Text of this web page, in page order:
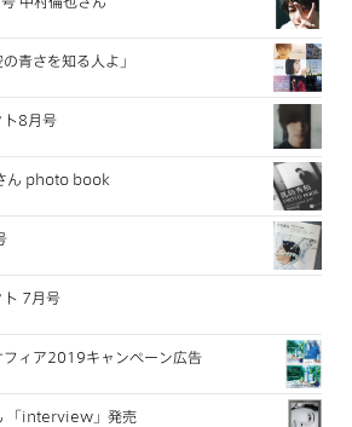
青さを知る人よ」
ト8月号
ん photo book
ト 7月号
フィア2019キャンペーン広告
「interview」発売